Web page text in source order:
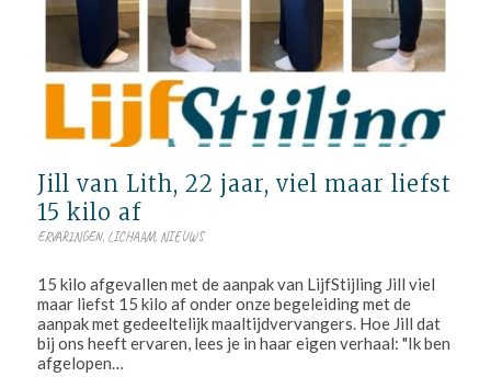
Jill van Lith, 22 jaar, viel maar liefst
15 kilo af
ERVARINGEN, LICHAAM, NIEUWS
15 kilo afgevallen met de aanpak van LijfStijling Jill viel
maar liefst 15 kilo af onder onze begeleiding met de
aanpak met gedeeltelijk maaltijdvervangers. Hoe Jill dat
bij ons heeft ervaren, lees je in haar eigen verhaal: "Ik ben
afgelopen…